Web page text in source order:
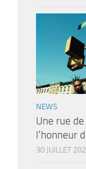
NEWS
Une rue
l’honneur
30 JUILLET